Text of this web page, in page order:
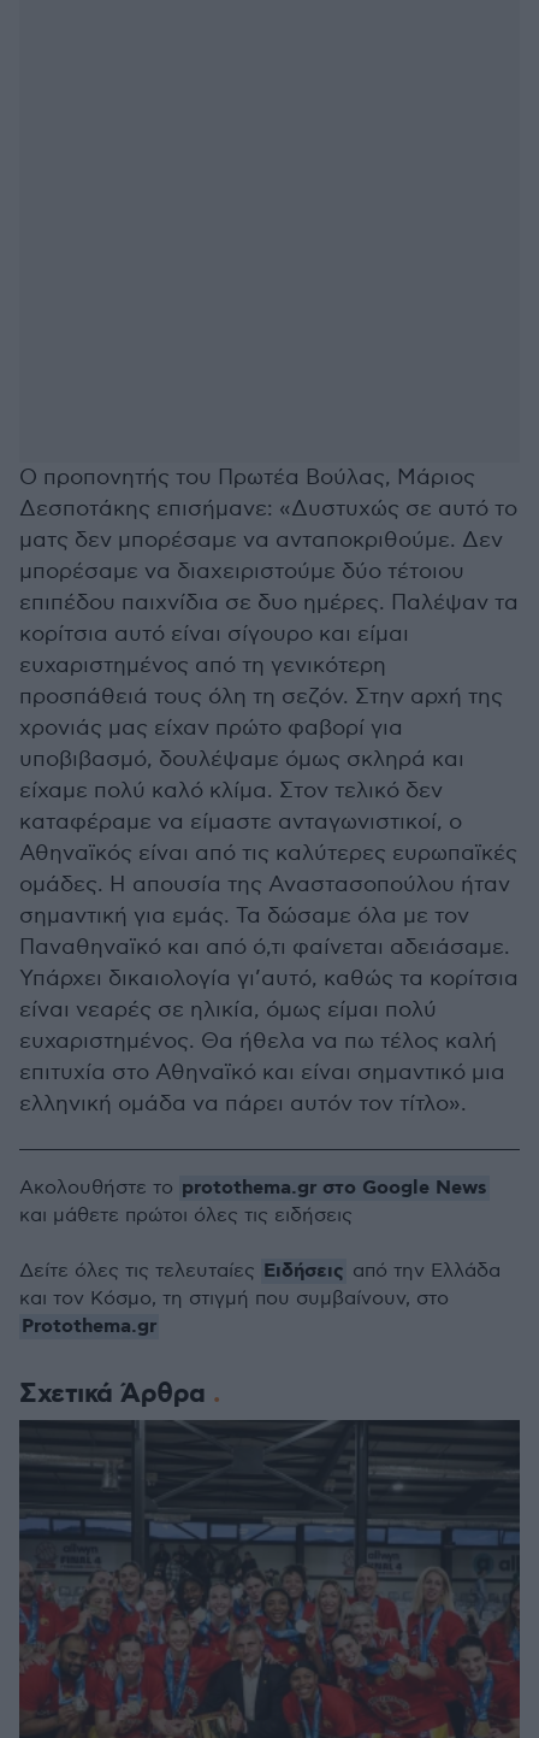
Ο προπονητής του Πρωτέα Βούλας, Μάριος
Δεσποτάκης επισήμανε: «Δυστυχώς σε αυτό το
ματς δεν μπορέσαμε να ανταποκριθούμε. Δεν
μπορέσαμε να διαχειριστούμε δύο τέτοιου
επιπέδου παιχνίδια σε δυο ημέρες. Παλέψαν τα
κορίτσια αυτό είναι σίγουρο και είμαι
ευχαριστημένος από τη γενικότερη
προσπάθειά τους όλη τη σεζόν. Στην αρχή της
χρονιάς μας είχαν πρώτο φαβορί για
υποβιβασμό, δουλέψαμε όμως σκληρά και
είχαμε πολύ καλό κλίμα. Στον τελικό δεν
καταφέραμε να είμαστε ανταγωνιστικοί, ο
Αθηναϊκός είναι από τις καλύτερες ευρωπαϊκές
ομάδες. Η απουσία της Αναστασοπούλου ήταν
σημαντική για εμάς. Τα δώσαμε όλα με τον
Παναθηναϊκό και από ό,τι φαίνεται αδειάσαμε.
Υπάρχει δικαιολογία γι’αυτό, καθώς τα κορίτσια
είναι νεαρές σε ηλικία, όμως είμαι πολύ
ευχαριστημένος. Θα ήθελα να πω τέλος καλή
επιτυχία στο Αθηναϊκό και είναι σημαντικό μια
ελληνική ομάδα να πάρει αυτόν τον τίτλο».
Σχετικά Άρθρα
Ακολουθήστε το protothema.gr στο Google News
και μάθετε πρώτοι όλες τις ειδήσεις
Δείτε όλες τις τελευταίες Ειδήσεις από την Ελλάδα
και τον Κόσμο, τη στιγμή που συμβαίνουν, στο
Protothema.gr